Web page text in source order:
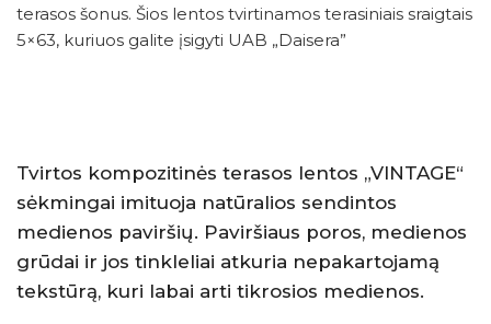
terasos šonus. Šios lentos tvirtinamos terasiniais sraigtais
5×63, kuriuos galite įsigyti UAB „Daisera”
Tvirtos kompozitinės terasos lentos „VINTAGE“
sėkmingai imituoja natūralios sendintos
medienos paviršių. Paviršiaus poros, medienos
grūdai ir jos tinkleliai atkuria nepakartojamą
tekstūrą, kuri labai arti tikrosios medienos.